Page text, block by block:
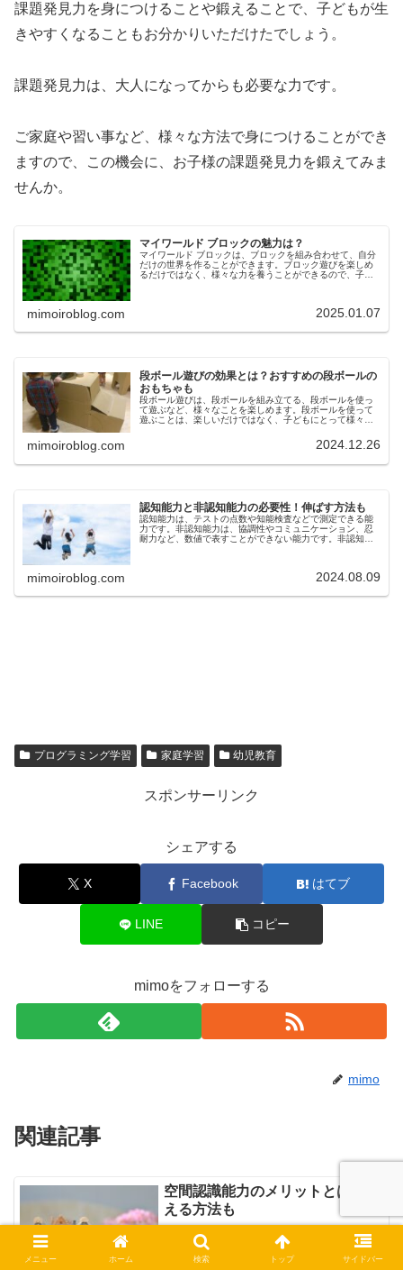
課題発見力を身につけることや鍛えることで、子どもが生
きやすくなることもお分かりいただけたでしょう。
課題発見力は、大人になってからも必要な力です。
ご家庭や習い事など、様々な方法で身につけることができ
ますので、この機会に、お子様の課題発見力を鍛えてみま
せんか。
マイワールド ブロックの魅力は？
マイワールド ブロックは、ブロックを組み合わせて、自分
だけの世界を作ることができます。ブロック遊びを楽しめ
るだけではなく、様々な力を養うことができるので、子ど
mimoiroblog.com 2025.01.07
段ボール遊びの効果とは？おすすめの段ボールの
おもちゃも
段ボール遊びは、段ボールを組み立てる、段ボールを使っ
て遊ぶなど、様々なことを楽しめます。段ボールを使って
遊ぶことは、楽しいだけではなく、子どもにとって様々な
mimoiroblog.com 2024.12.26
認知能力と非認知能力の必要性！伸ばす方法も
認知能力は、テストの点数や知能検査などで測定できる能
力です。非認知能力は、協調性やコミュニケーション、忍
耐力など、数値で表すことができない能力です。非認知能
mimoiroblog.com 2024.08.09
プログラミング学習 家庭学習 幼児教育
スポンサーリンク
シェアする
X Facebook はてブ
LINE コピー
mimoをフォローする
mimo
関連記事
空間認識能力のメリットとは？鍛
える方法も
空間認識能力は、子どもの将来に役立つ
ので、幼児期から伸ばし、鍛えることが
おすすめです。しかし、空間認識能力の
メニュー ホーム 検索 トップ サイドバー